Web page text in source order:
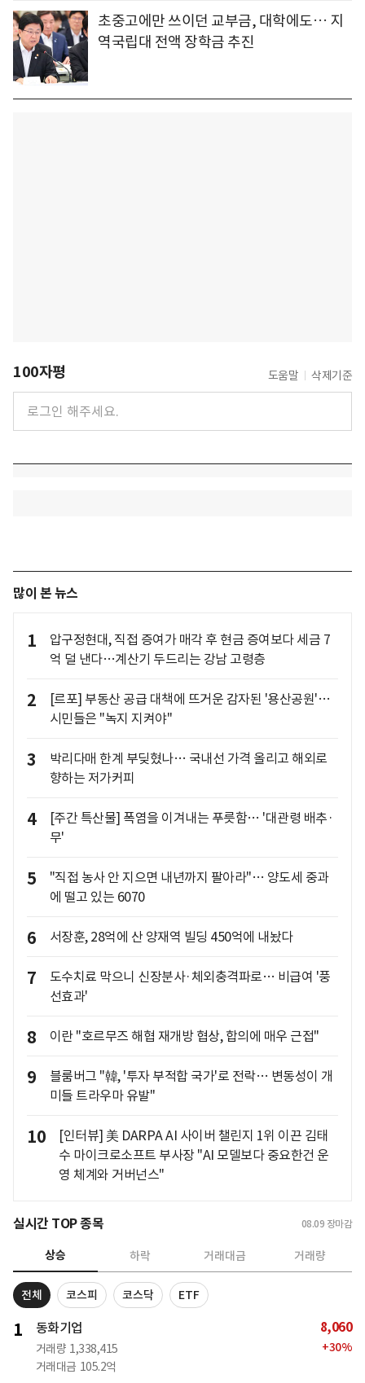
초중고에만 쓰이던 교부금, 대학에도… 지
역국립대 전액 장학금 추진
100자평 도움말 삭제기준
많이 본 뉴스
1
압구정현대, 직접 증여가 매각 후 현금 증여보다 세금 7
억 덜 낸다…계산기 두드리는 강남 고령층
2
[르포] 부동산 공급 대책에 뜨거운 감자된 '용산공원'…
시민들은 "녹지 지켜야"
3
박리다매 한계 부딪혔나… 국내선 가격 올리고 해외로
향하는 저가커피
4
[주간 특산물] 폭염을 이겨내는 푸릇함… '대관령 배추·
무'
5
"직접 농사 안 지으면 내년까지 팔아라"… 양도세 중과
에 떨고 있는 6070
6 서장훈, 28억에 산 양재역 빌딩 450억에 내놨다
7
도수치료 막으니 신장분사·체외충격파로… 비급여 '풍
선효과'
8 이란 "호르무즈 해협 재개방 협상, 합의에 매우 근접"
9
블룸버그 "韓, '투자 부적합 국가'로 전락… 변동성이 개
미들 트라우마 유발"
10
[인터뷰] 美 DARPA AI 사이버 챌린지 1위 이끈 김태
수 마이크로소프트 부사장 "AI 모델보다 중요한건 운
영 체계와 거버넌스"
실시간 TOP 종목 08.09 장마감
상승 하락 거래대금 거래량
전체 코스피 코스닥 ETF
1 동화기업
거래량 1,338,415
거래대금 105.2억
8,060
+30%